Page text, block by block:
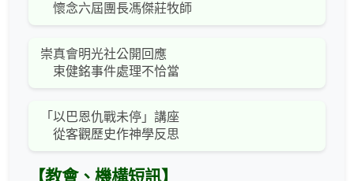
懷念六屆團長馮傑莊牧師
崇真會明光社公開回應
束健銘事件處理不恰當
「以巴恩仇戰未停」講座
從客觀歷史作神學反思
【教會、機構短訊】